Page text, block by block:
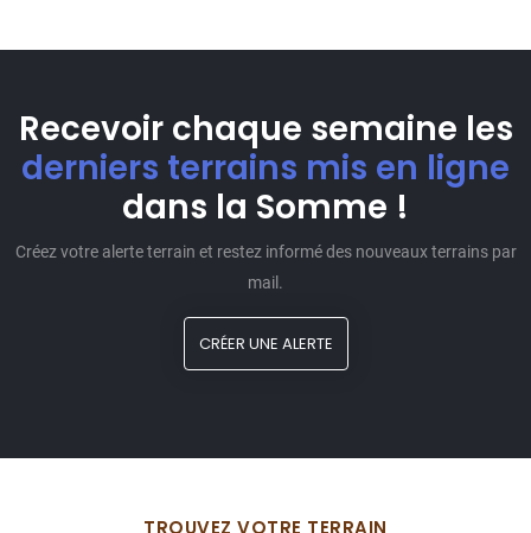
Recevoir chaque semaine les
derniers terrains mis en ligne
dans la Somme !
Créez votre alerte terrain et restez informé des nouveaux terrains par
mail.
CRÉER UNE ALERTE
TROUVEZ VOTRE TERRAIN